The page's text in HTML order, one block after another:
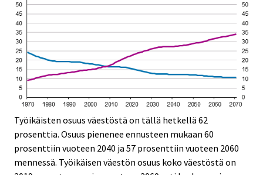
Työikäisten osuus väestöstä on tällä hetkellä 62
prosenttia. Osuus pienenee ennusteen mukaan 60
prosenttiin vuoteen 2040 ja 57 prosenttiin vuoteen 2060
mennessä. Työikäisen väestön osuus koko väestöstä on